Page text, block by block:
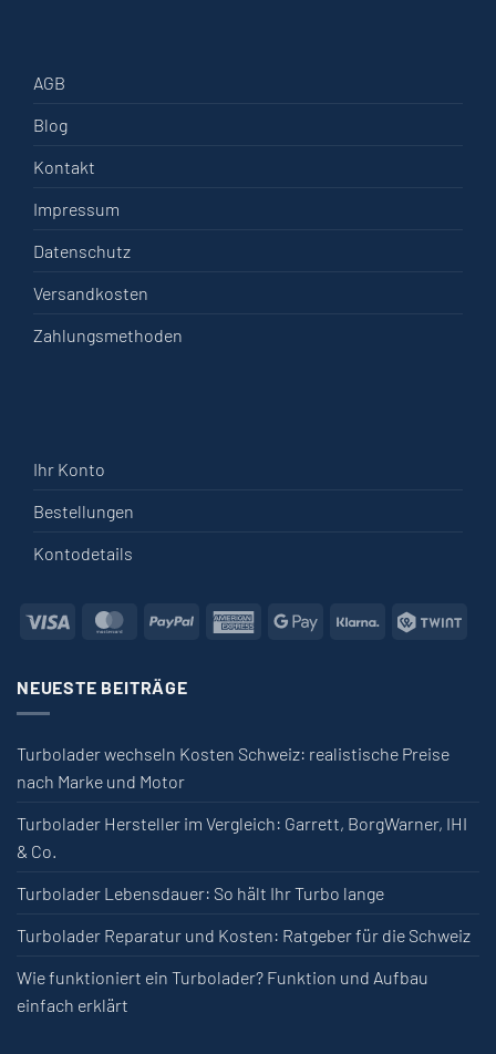
AGB
Blog
Kontakt
Impressum
Datenschutz
Versandkosten
Zahlungsmethoden
Ihr Konto
Bestellungen
Kontodetails
Visa MasterCardPayPal American Express
Google PayKlarna
NEUESTE BEITRÄGE
Turbolader wechseln Kosten Schweiz: realistische Preise
nach Marke und Motor
Turbolader Hersteller im Vergleich: Garrett, BorgWarner, IHI
& Co.
Turbolader Lebensdauer: So hält Ihr Turbo lange
Turbolader Reparatur und Kosten: Ratgeber für die Schweiz
Wie funktioniert ein Turbolader? Funktion und Aufbau
einfach erklärt